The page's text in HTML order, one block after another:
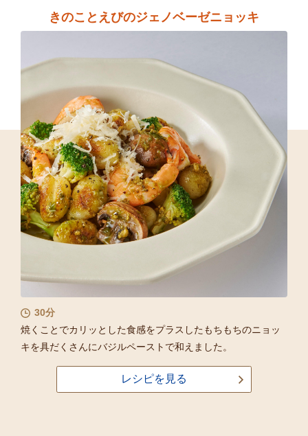
きのことえびのジェノベーゼニョッキ
30分
焼くことでカリッとした食感をプラスしたもちもちのニョッ
キを具だくさんにバジルペーストで和えました。
レシピを見る